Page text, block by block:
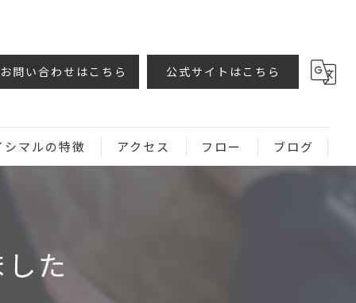
お問い合わせはこちら 公式サイトはこちら
マルの特徴 アクセス フロー ブログ
た